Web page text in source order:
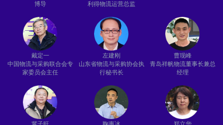
博导
利得物流运营总监
戴定一
中国物流与采购联合会专
家委员会主任
左建刚
山东省物流与采购协会执
行秘书长
曹现峰
青岛祥帆物流董事长兼总
经理